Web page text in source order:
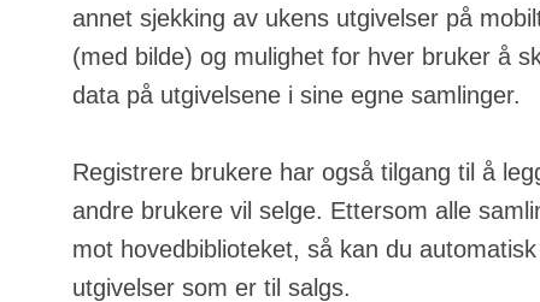
annet sjekking av ukens utgivelser på
(med bilde) og mulighet for hver bruker å
data på utgivelsene i sine egne samlinger.
Registrere brukere har også tilgang til å
andre brukere vil selge. Ettersom alle
mot hovedbiblioteket, så kan du
utgivelser som er til salgs.